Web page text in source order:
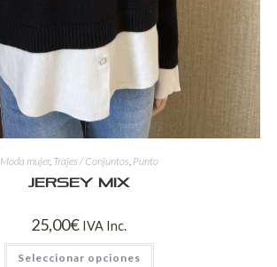
Moda mujer, Trajes / Conjuntos Punto
Jersey Mix
25,00€ IVA Inc.
Seleccionar opciones